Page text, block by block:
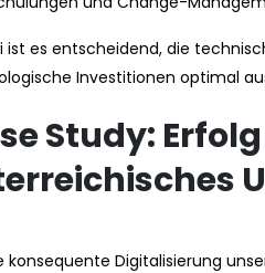
ist es entscheidend, die
Investitionen optimal
Study:
konsequente Digitalisierung